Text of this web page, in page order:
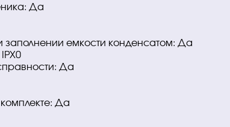
Да
заполнении емкости конденсатом: Да
Да
Да